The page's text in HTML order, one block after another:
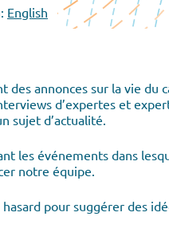
English
des annonces sur la vie du
d’expertes et
sujet d’actualité.
les événements dans
notre équipe.
pour suggérer des